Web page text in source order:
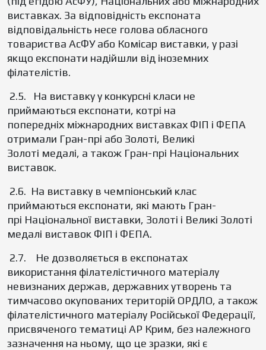
виставках. За відповідність експоната
відповідальність несе голова обласного
товариства АсФУ або Комісар виставки, у разі
якщо експонати надійшли від іноземних
філателістів.
2.5. На виставку у конкурсні класи не
приймаються експонати, котрі на
попередніх міжнародних виставках ФІП і ФЕПА
отримали Гран-прі або Золотi, Великі
Золоті медалі, а також Гран-прі Національних
виставок.
2.6. На виставку в чемпіонський клас
приймаються експонати, якi мають Гран-
прі Національної виставки, Золоті і Великі Золоті
медалі виставок ФІП і ФЕПА.
2.7. Не дозволяється в експонатах
використання філателістичного матеріалу
невизнаних держав, державних утворень та
тимчасово окупованих територій ОРДЛО, а також
філателістичного матеріалу Російської Федерації,
присвяченого тематиці АР Крим, без належного
зазначення на ньому, що це зразки, які є